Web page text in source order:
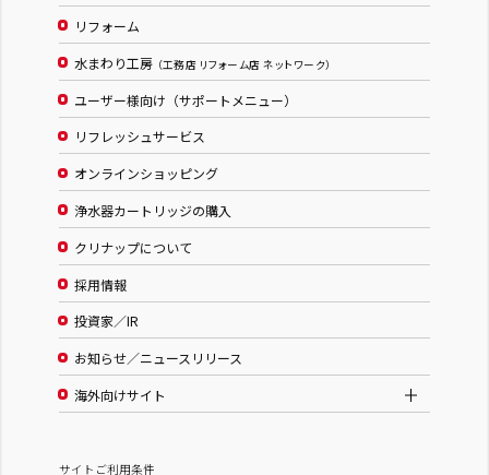
リフォーム
水まわり工房 （工務店 リフォーム店 ネットワーク）
ユーザー様向け（サポートメニュー）
リフレッシュサービス
オンラインショッピング
浄水器カートリッジの購入
クリナップについて
採用情報
投資家／IR
お知らせ／ニュースリリース
海外向けサイト
サイトご利用条件